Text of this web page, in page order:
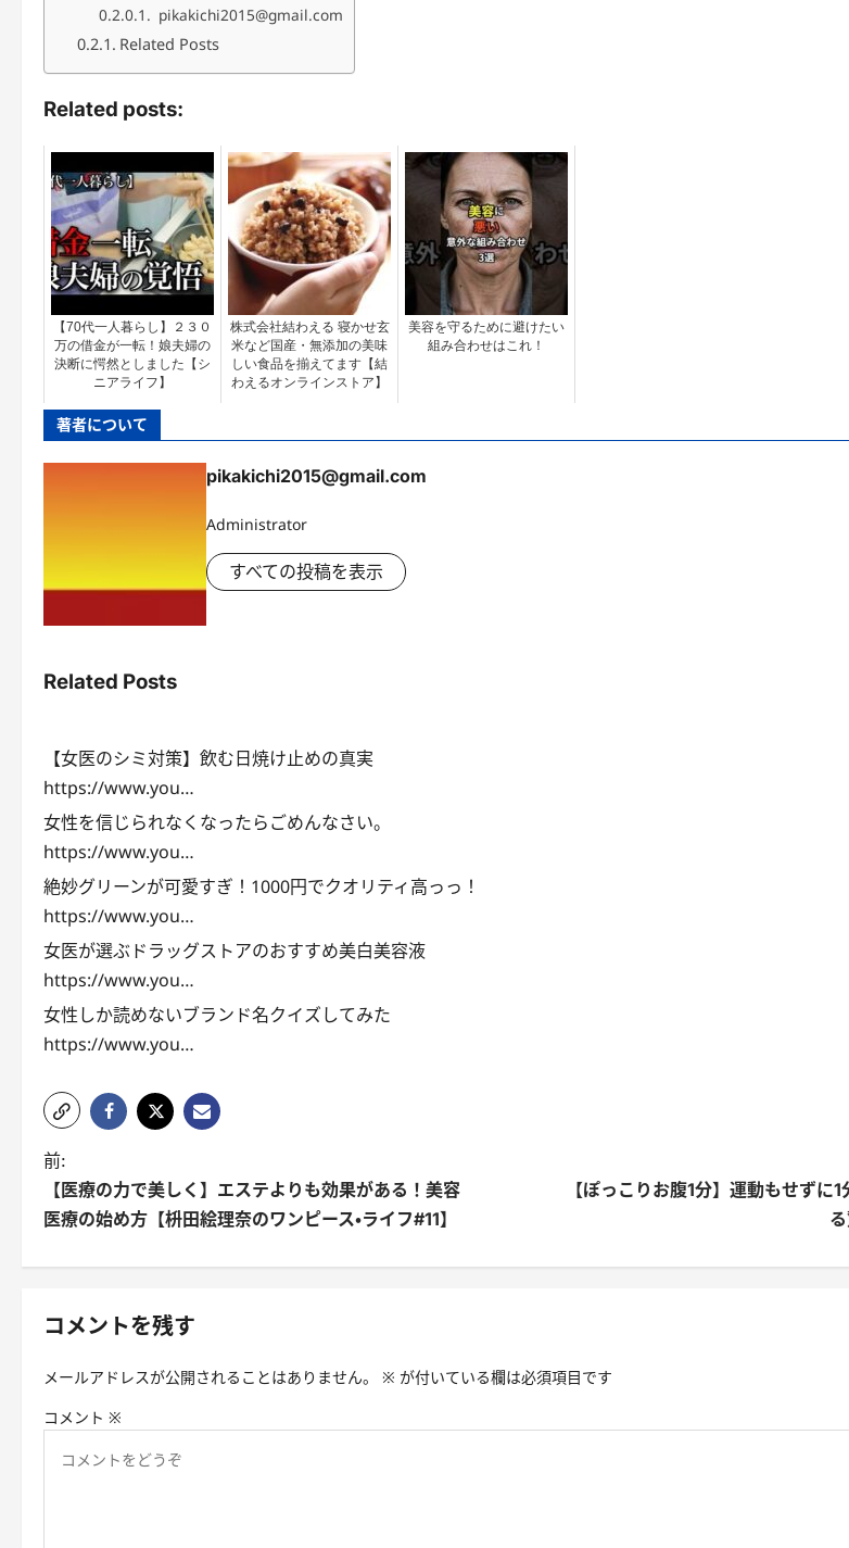
pikakichi2015@gmail.com
Related Posts
Related posts:
【70代一人暮らし】２３０
万の借金が一転！娘夫婦の
決断に愕然としました【シ
ニアライフ】
株式会社結わえる 寝かせ玄
米など国産・無添加の美味
しい食品を揃えてます【結
わえるオンラインストア】
美容を守るために避けたい
組み合わせはこれ！
著者について
pikakichi2015@gmail.com
Administrator
すべての投稿を表示
Related Posts
【女医のシミ対策】飲む日焼け止めの真実
https://www.you…
女性を信じられなくなったらごめんなさい。
https://www.you…
絶妙グリーンが可愛すぎ！1000円でクオリティ高っっ！
https://www.you…
女医が選ぶドラッグストアのおすすめ美白美容液
https://www.you…
女性しか読めないブランド名クイズしてみた
https://www.you…
投
稿
ゲ
ョ
前:
【医療の力で美しく】エステよりも効果がある！美容
医療の始め方【枡田絵理奈のワンピース・ライフ#11】
【ぽっこりお腹1分】運動もせずに
コメントを残す
メールアドレスが公開されることはありません。 ※ が付いている欄は必須項目です
コメント ※